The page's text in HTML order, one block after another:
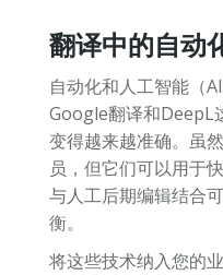
翻译中的自动
自动化和人工智能（
Google翻译和DeepL
变得越来越准确。虽
员，但它们可以用于
与人工后期编辑结合
衡。
将这些技术纳入您的